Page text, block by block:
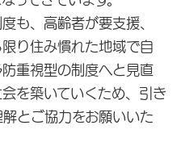
も、高齢者が要支援、
り住み慣れた地域で自
重視型の制度へと見直
を築いていくため、引き
とご協力をお願いいた